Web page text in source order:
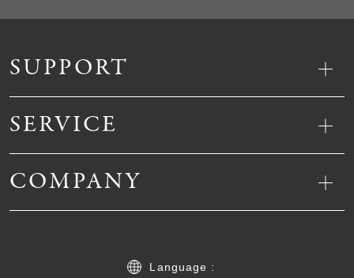
SUPPORT
SERVICE
COMPANY
Language :